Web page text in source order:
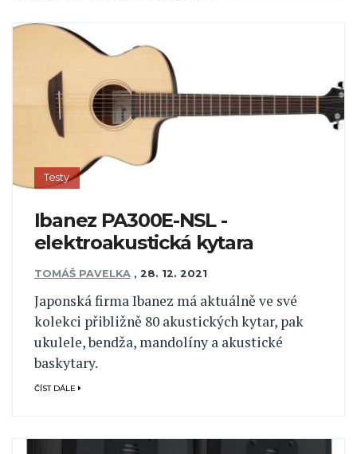
Testy
Ibanez PA300E-NSL -
elektroakustická kytara
TOMÁŠ PAVELKA , 28. 12. 2021
Japonská firma Ibanez má aktuálně ve své
kolekci přibližně 80 akustických kytar, pak
ukulele, bendža, mandolíny a akustické
baskytary.
ČÍST DÁLE